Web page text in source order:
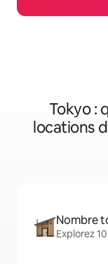
Tokyo :
locations
Nombre
Explorez